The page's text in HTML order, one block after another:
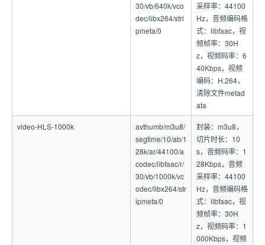
30/vb/640k/vco
dec/libx264/stri
pmeta/0
采样率：44100
Hz，音频编码格
式：libfaac，视
频帧率：30H
z，视频码率：6
40Kbps，视频
编码：H.264，
清除文件metad
ata
video-HLS-1000k
avthumb/m3u8/
segtime/10/ab/1
28k/ar/44100/a
codec/libfaac/r/
30/vb/1000k/vc
odec/libx264/str
ipmeta/0
封装：m3u8，
切片时长：10
s，音频码率：1
28Kbps，音频
采样率：44100
Hz，音频编码格
式：libfaac，视
频帧率：30H
z，视频码率：1
000Kbps，视频